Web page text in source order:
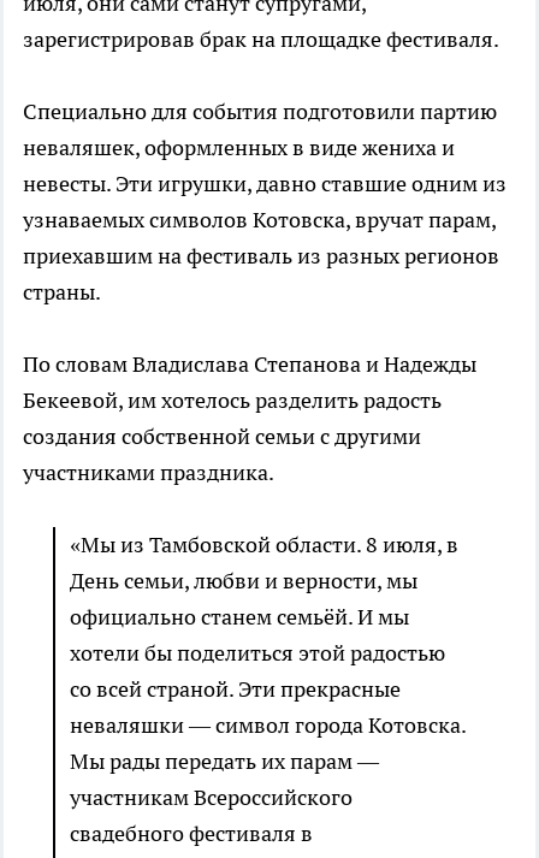
зарегистрировав брак на площадке фестиваля.
Специально для события подготовили партию
неваляшек, оформленных в виде жениха и
невесты. Эти игрушки, давно ставшие одним из
узнаваемых символов Котовска, вручат парам,
приехавшим на фестиваль из разных регионов
страны.
По словам Владислава Степанова и Надежды
Бекеевой, им хотелось разделить радость
создания собственной семьи с другими
участниками праздника.
«Мы из Тамбовской области. 8 июля, в
День семьи, любви и верности, мы
официально станем семьёй. И мы
хотели бы поделиться этой радостью
со всей страной. Эти прекрасные
неваляшки — символ города Котовска.
Мы рады передать их парам —
участникам Всероссийского
свадебного фестиваля в